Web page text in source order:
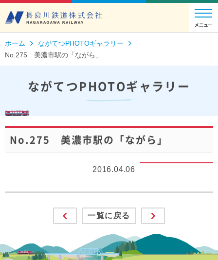
ホーム
ながてつPHOTOギャラリー
No.275 美濃市駅の「ながら」
ながてつPHOTOギャラリー
No.275 美濃市駅の「ながら」
2016.04.06
一覧に戻る